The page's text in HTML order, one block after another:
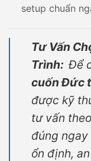
setup chuẩn
Tư Vấn
Trình: Để
cuốn Đức
được kỹ
tư vấn
đúng
ổn định,